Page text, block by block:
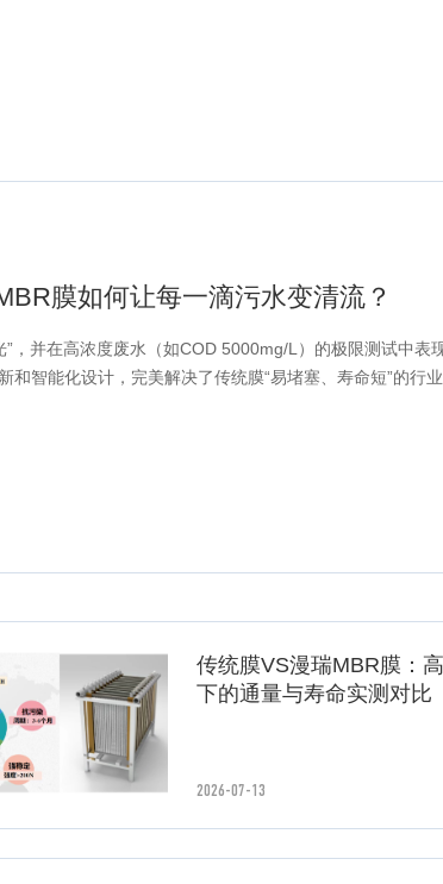
膜如何让每一滴污水变清流？
，并在高浓度废水（如COD 5000mg/L）的极限测试中表
和智能化设计，完美解决了传统膜“易堵塞、寿命短”的行业
传统膜VS漫瑞MBR膜：
下的通量与寿命实测对比
2026-07-13